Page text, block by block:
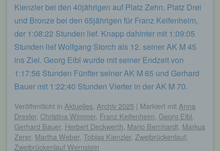
Kienzler bei den 40jährigen auf Platz Zehn. Platz Drei
und Bronze bei den 65jährigen für Franz Keifenheim,
der 1:08:22 Stunden lief. Knapp dahinter mit 1:09:05
Stunden lief Wolfgang Storch als 12. seiner AK M 45
ins Ziel. Georg Eibl wurde mit seiner Endzeit von
1:17:56 Stunden Fünfter seiner AK M 65 und Gerhard
Bauer mit 1:22:40 Stunden Vierter in der AK M 70.
Veröffentlicht in Aktuelles Archiv 2025 | Markiert mit Anna
Drexler, Christina Wimmer, Franz Keifenheim Georg Eibl
Gerhard Bauer, Herbert Deckwerth Mario Bernhardt Markus
Zerer, Martha Weber, Tobias Kienzler, Zweibrückenlauf
Zweibrückenlauf Wernstein